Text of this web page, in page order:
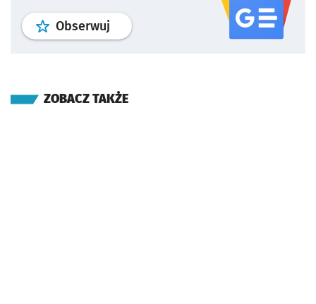
Obserwuj profil serwisu
ZOBACZ TAKŻE